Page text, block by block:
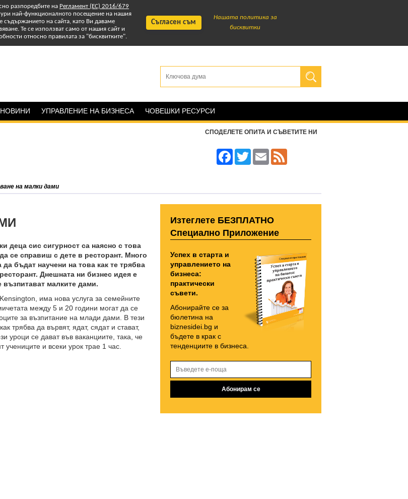
Съгласен съм
Нашата политика за
бисквитки
разпоредбите на Регламент (ЕС) 2016/679
най-функционалното посещение на нашия
съдържанието на сайта, като Ви даваме
Те се използват само от нашия сайт и
относно правилата за "бисквитките".
НОВИНИ УПРАВЛЕНИЕ НА БИЗНЕСА ЧОВЕШКИ РЕСУРСИ
СПОДЕЛЕТЕ ОПИТА И СЪВЕТИТЕ НИ
FacebookTwitter Email
на малки дами
деца сис сигурност са наясно с това
се справиш с дете в ресторант. Много
да бъдат научени на това как те трябва
Днешната ни бизнес идея е
възпитават малките дами.
има нова услуга за семейните
между 5 и 20 години могат да се
за възпитание на млади дами. В тези
трябва да вървят, ядат, сядат и стават,
уроци се дават във ваканциите, така, че
учениците и всеки урок трае 1 час.
Изтеглете БЕЗПЛАТНО
Специално Приложение
Успех в старта и
управлението на
бизнеса:
практически
съвети.
Абонирайте се за
бюлетина на
biznesidei.bg и
бъдете в крак с
тенденциите в бизнеса.